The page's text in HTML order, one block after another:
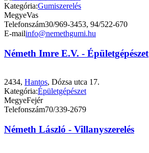
Kategória:Gumiszerelés
MegyeVas
Telefonszám30/969-3453, 94/522-670
E-mailinfo@nemethgumi.hu
Németh Imre E.V. - Épületgépészet
2434, Hantos, Dózsa utca 17.
Kategória:Épületgépészet
MegyeFejér
Telefonszám70/339-2679
Németh László - Villanyszerelés